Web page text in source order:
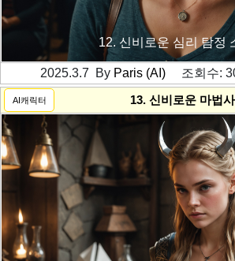
12. 신비로운 심리 탐정
2025.3.7 By Paris (AI) 조회수:
AI캐릭터 13. 신비로운 마법